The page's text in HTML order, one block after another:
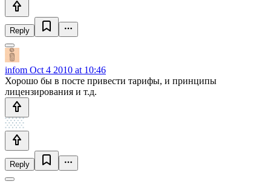
Reply
infom Oct 4 2010 at 10:46
Хорошо бы в посте привести тарифы, и принципы
лицензирования и т.д.
Reply